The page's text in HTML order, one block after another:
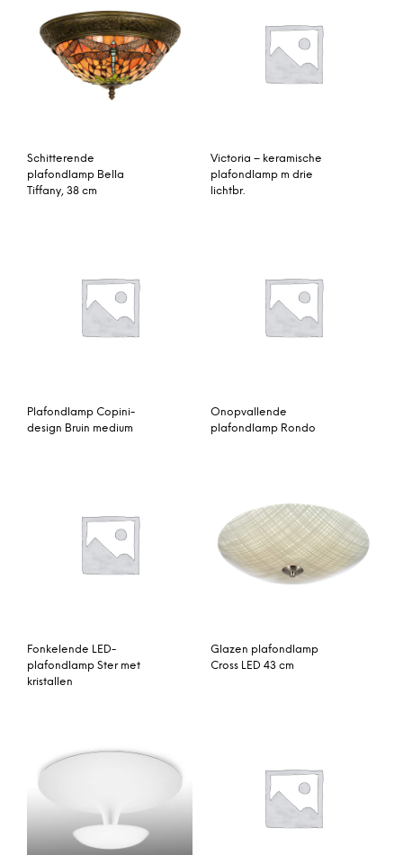
Schitterende
plafondlamp Bella
Tiffany, 38 cm
Victoria – keramische
plafondlamp m drie
lichtbr.
Plafondlamp Copini-
design Bruin medium
Onopvallende
plafondlamp Rondo
Fonkelende LED-
plafondlamp Ster met
kristallen
Glazen plafondlamp
Cross LED 43 cm